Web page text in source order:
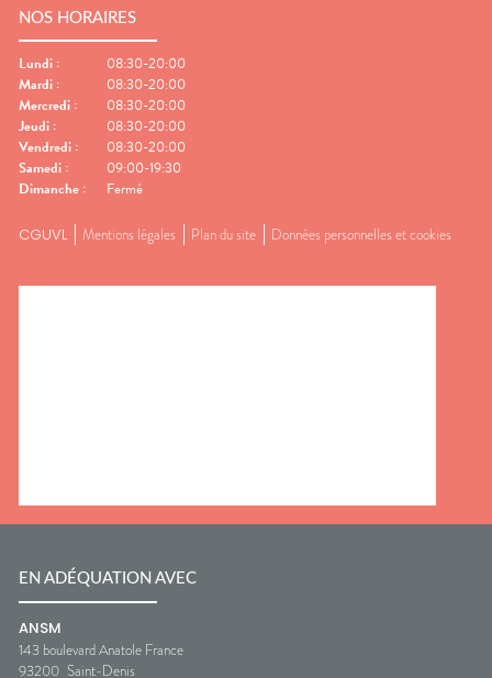
NOS HORAIRES
Lundi :
08:30-20:00
Mardi :
08:30-20:00
Mercredi :
08:30-20:00
Jeudi :
08:30-20:00
Vendredi :
08:30-20:00
Samedi :
09:00-19:30
Dimanche : Fermé
CGUVL Mentions légales Plan du site Données personnelles et cookies
EN ADÉQUATION AVEC
ANSM
143 boulevard Anatole France
93200 Saint-Denis